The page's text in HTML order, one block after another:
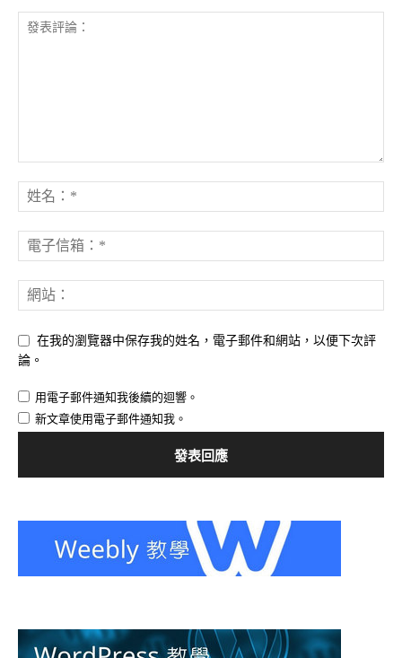
在我的瀏覽器中保存我的姓名，電子郵件和網站，以便下次評
論。
用電子郵件通知我後續的迴響。
新文章使用電子郵件通知我。